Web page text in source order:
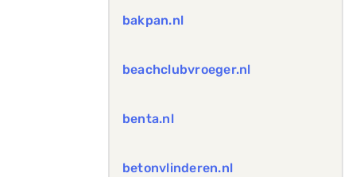
bakpan.nl
beachclubvroeger.nl
benta.nl
betonvlinderen.nl